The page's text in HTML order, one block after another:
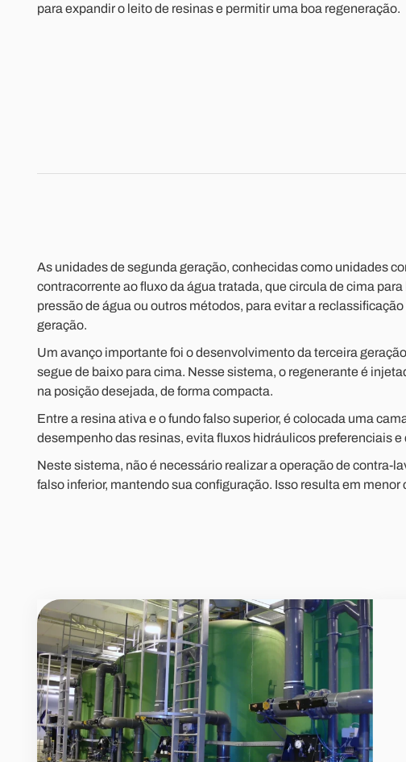
para expandir o leito de resinas e permitir uma boa regeneração.
As unidades de segunda geração, conhecidas como unidades
contracorrente ao fluxo da água tratada, que circula de cima
pressão de água ou outros métodos, para evitar a
geração.
Um avanço importante foi o desenvolvimento da terceira
segue de baixo para cima. Nesse sistema, o regenerante é
na posição desejada, de forma compacta.
Entre a resina ativa e o fundo falso superior, é colocada uma
desempenho das resinas, evita fluxos hidráulicos preferenciais
Neste sistema, não é necessário realizar a operação de contra-
falso inferior, mantendo sua configuração. Isso resulta em